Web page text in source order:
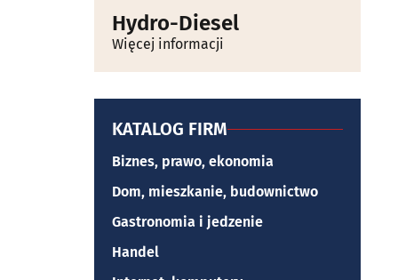
Hydro-Diesel
Więcej informacji
KATALOG FIRM
Biznes, prawo, ekonomia
Dom, mieszkanie, budownictwo
Gastronomia i jedzenie
Handel